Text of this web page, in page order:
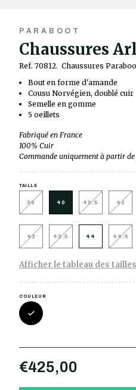
PARABOOT
Chaussures
Ref. 70812. Chaussures
Bout en forme d'amande
Cousu Norvégien, doublé cuir
Semelle en gomme
5 oeillets
Fabriqué en France
100% Cuir
Commande uniquement à partir
TAILLE
39 40 40.5 41
43 43.5 44 44.5
Afficher le tableau des tailles
COULEUR
€425,00